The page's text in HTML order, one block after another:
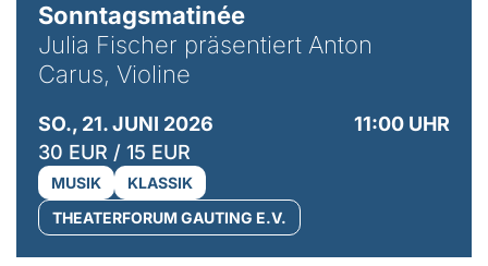
Sonntagsmatinée
Julia Fischer präsentiert Anton
Carus, Violine
SO., 21. JUNI 2026
11:00 UHR
30 EUR / 15 EUR
MUSIK
KLASSIK
THEATERFORUM GAUTING E.V.